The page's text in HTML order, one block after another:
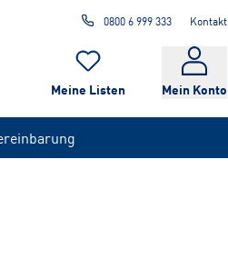
0800 6 999 333 Kontakt
Meine Listen Mein Konto